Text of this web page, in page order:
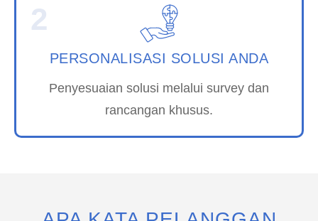
PERSONALISASI SOLUSI ANDA
Penyesuaian solusi melalui survey dan
rancangan khusus.
2